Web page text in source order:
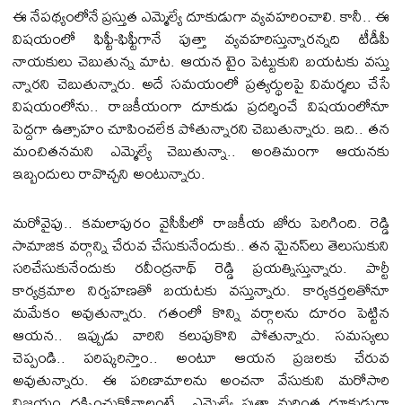
ఈ నేప‌థ్యంలోనే ప్ర‌స్తుత ఎమ్మెల్యే దూకుడుగా వ్య‌వ‌హ‌రించాలి. కానీ.. ఈ
విష‌యంలో ఫిఫ్టీ-ఫిఫ్టీగానే పుత్తా వ్య‌వ‌హ‌రిస్తున్నార‌న్నది టీడీపీ
నాయ‌కులు చెబుతున్న మాట‌. ఆయ‌న టైం పెట్టుకుని బ‌య‌ట‌కు వ‌స్తు
న్నారని చెబుతున్నారు. అదే స‌మ‌యంలో ప్ర‌త్య‌ర్థుల‌పై విమ‌ర్శ‌లు చేసే
విష‌యంలోను.. రాజ‌కీయంగా దూకుడు ప్ర‌ద‌ర్శించే విష‌యంలోనూ
పెద్ద‌గా ఉత్సాహం చూపించ‌లేక పోతున్నార‌ని చెబుతున్నారు. ఇది.. త‌న
మంచిత‌న‌మ‌ని ఎమ్మెల్యే చెబుతున్నా.. అంతిమంగా ఆయ‌నకు
ఇబ్బందులు రావొచ్చ‌ని అంటున్నారు.
మ‌రోవైపు.. క‌మ‌లాపురం వైసీపీలో రాజ‌కీయ జోరు పెరిగింది. రెడ్డి
సామాజిక వ‌ర్గాన్ని చేరువ చేసుకునేందుకు.. త‌న మైన‌స్‌లు తెలుసుకుని
స‌రిచేసుకునేందుకు ర‌వీంద్ర‌నాథ్ రెడ్డి ప్ర‌య‌త్నిస్తున్నారు. పార్టీ
కార్య‌క్ర‌మాల నిర్వ‌హ‌ణ‌తో బ‌య‌ట‌కు వ‌స్తున్నారు. కార్య‌క‌ర్త‌ల‌తోనూ
మ‌మేకం అవుతున్నారు. గ‌తంలో కొన్ని వ‌ర్గాల‌ను దూరం పెట్టిన
ఆయ‌న‌.. ఇప్పుడు వారిని క‌లుపుకొని పోతున్నారు. స‌మ‌స్య‌లు
చెప్పండి.. ప‌రిష్క‌రిస్తాం.. అంటూ ఆయ‌న ప్ర‌జ‌ల‌కు చేరువ
అవుతున్నారు. ఈ ప‌రిణామాల‌ను అంచ‌నా వేసుకుని మ‌రోసారి